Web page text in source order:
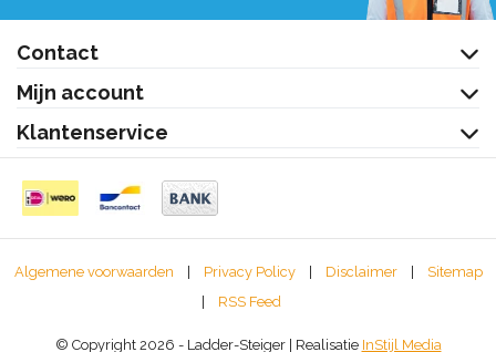
Contact
Mijn account
Klantenservice
Algemene voorwaarden Privacy Policy Disclaimer
Sitemap
RSS Feed
© Copyright 2026 - Ladder-Steiger | Realisatie InStijl Media